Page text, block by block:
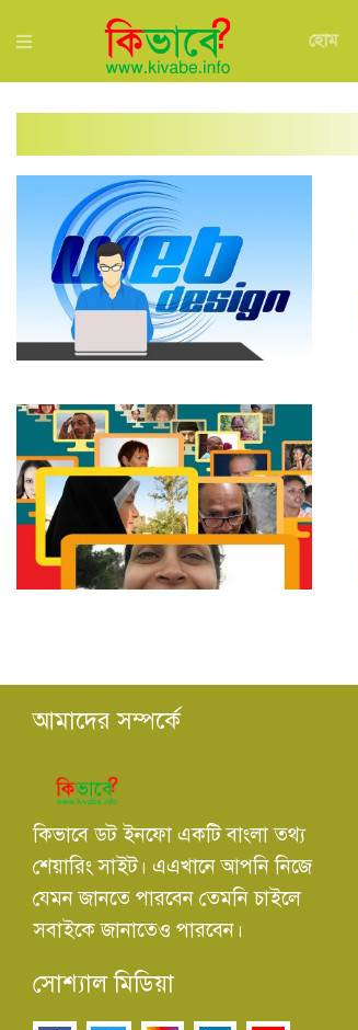
হোম
আমাদের সম্পর্কে
কিভাবে ডট ইনফো একটি বাংলা তথ্য
শেয়ারিং সাইট। এএখানে আপনি নিজে
যেমন জানতে পারবেন তেমনি চাইলে
সবাইকে জানাতেও পারবেন।
সোশ্যাল মিডিয়া